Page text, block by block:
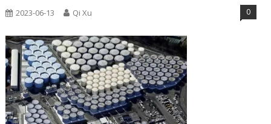
2023-06-13 Qi Xu 0